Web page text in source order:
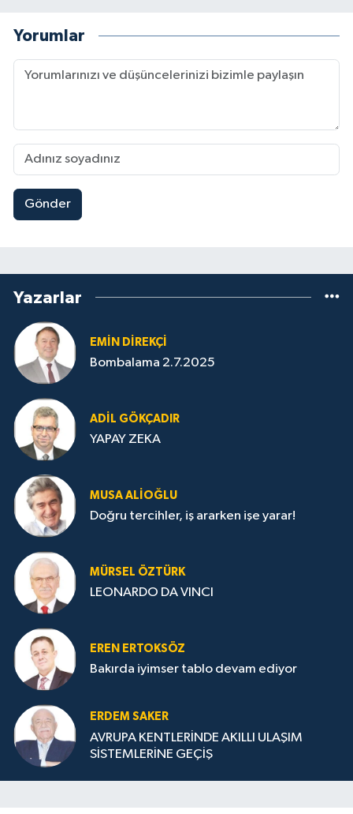
Yorumlar
Gönder
Yazarlar
EMIN DIREKÇI
Bombalama 2.7.2025
ADIL GÖKÇADIR
YAPAY ZEKA
MUSA ALIOĞLU
Doğru tercihler, iş ararken işe yarar!
MÜRSEL ÖZTÜRK
LEONARDO DA VINCI
EREN ERTOKSÖZ
Bakırda iyimser tablo devam ediyor
ERDEM SAKER
AVRUPA KENTLERİNDE AKILLI ULAŞIM
SİSTEMLERİNE GEÇİŞ